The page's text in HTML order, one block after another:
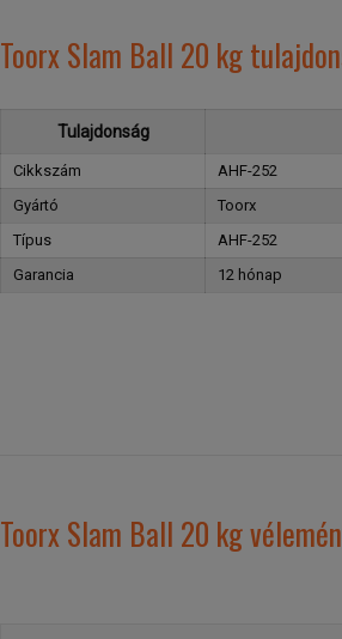
Toorx Slam Ball 20 kg
Tulajdonság
Cikkszám
AHF-252
Gyártó
Toorx
Típus
AHF-252
Garancia
12 hónap
Toorx Slam Ball 20 kg